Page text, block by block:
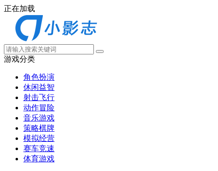
正在加载
游戏分类
角色扮演
休闲益智
射击飞行
动作冒险
音乐游戏
策略棋牌
模拟经营
赛车竞速
体育游戏